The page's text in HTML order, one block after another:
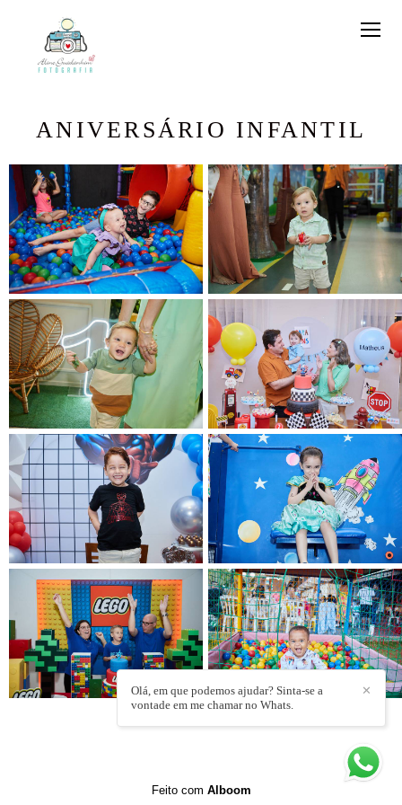
ANIVERSÁRIO INFANTIL
✕
Olá, em que podemos ajudar? Sinta-se a
vontade em me chamar no Whats.
Feito com Alboom